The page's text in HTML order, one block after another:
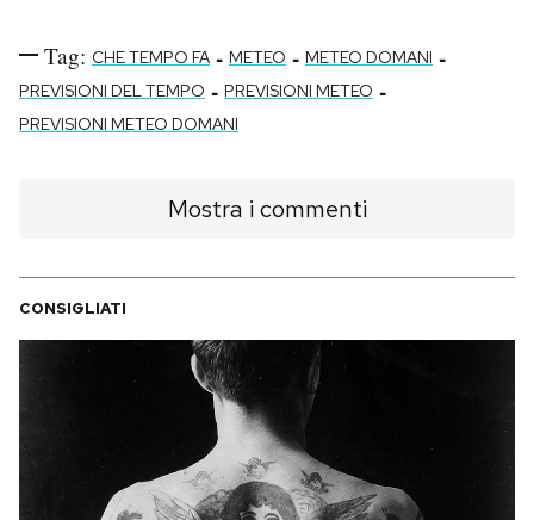
Tag: CHE TEMPO FA - METEO - METEO DOMANI -
PREVISIONI DEL TEMPO - PREVISIONI METEO -
PREVISIONI METEO DOMANI
Mostra i commenti
CONSIGLIATI